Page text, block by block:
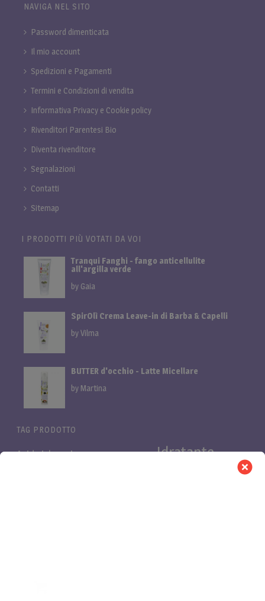
NAVIGA NEL SITO
Password dimenticata
Il mio account
Spedizioni e Pagamenti
Termini e Condizioni di vendita
Informativa Privacy e Cookie policy
Rivenditori Parentesi Bio
Diventa rivenditore
Segnalazioni
Contatti
Sitemap
I PRODOTTI PIÙ VOTATI DA VOI
Tranqui Fanghi - fango anticellulite
all'argilla verde
by Gaia
SpirOlì Crema Leave-in di Barba & Capelli
by Vilma
BUTTER d'occhio - Latte Micellare
by Martina
TAG PRODOTTO
Acido ialuronico BifasicaIdratante